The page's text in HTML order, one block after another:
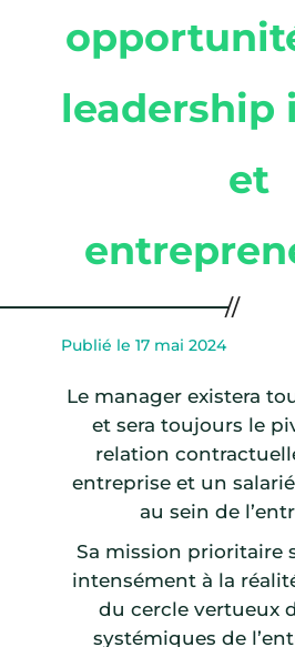
leadership
et
Publié le 17 mai 2024
Le manager existera
et sera toujours le
relation
entreprise et un
au sein de
Sa mission prioritaire
intensément à la
du cercle vertueux
systémiques de